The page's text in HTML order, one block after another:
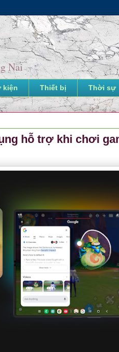
Nai
kiện Thiết bị Thời sự
hỗ trợ khi chơi